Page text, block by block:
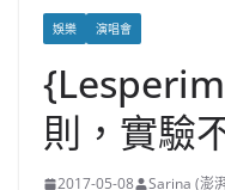
娛樂 演唱會
則，實驗
2017-05-08 Sarina (澎